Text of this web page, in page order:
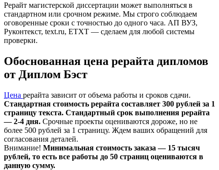
Рерайт магистерской диссертации может выполняться в
стандартном или срочном режиме. Мы строго соблюдаем
оговоренные сроки с точностью до одного часа. АП ВУЗ,
Руконтекст, text.ru, ETXT — сделаем для любой системы
проверки.
Обоснованная цена рерайта дипломов
от Диплом Бэст
Цена рерайта зависит от объема работы и сроков сдачи.
Стандартная стоимость рерайта составляет 300 рублей за 1
страницу текста. Стандартный срок выполнения рерайта
— 2-4 дня. Срочные проекты оцениваются дороже, но не
более 500 рублей за 1 страницу. Ждем ваших обращений для
согласования деталей.
Внимание! Минимальная стоимость заказа — 15 тысяч
рублей, то есть все работы до 50 страниц оцениваются в
данную сумму.